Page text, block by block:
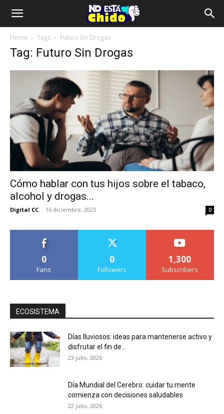
Home Tags Futuro Sin Drogas
Tag: Futuro Sin Drogas
Cómo hablar con tus hijos sobre el tabaco,
alcohol y drogas...
Digital CC - 16 diciembre, 2023 0
0
Fans
0
Followers
1,300
Subscribers
ECOSISTEMA
Días lluviosos: ideas para mantenerse activo y
disfrutar el fin de...
23 julio, 2026
Día Mundial del Cerebro: cuidar tu mente
comienza con decisiones saludables
22 julio, 2026